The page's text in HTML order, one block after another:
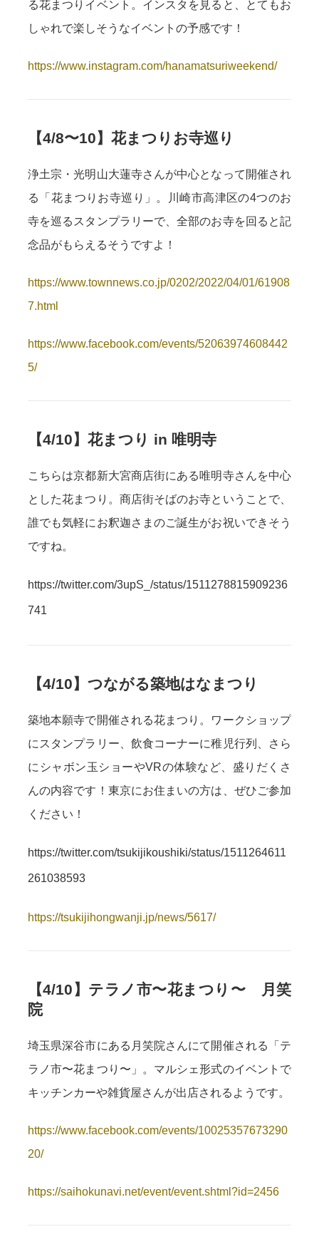
る花まつりイベント。インスタを見ると、とてもお
しゃれで楽しそうなイベントの予感です！
https://www.instagram.com/hanamatsuriweekend/
【4/8〜10】花まつりお寺巡り
浄土宗・光明山大蓮寺さんが中心となって開催され
る「花まつりお寺巡り」。川崎市高津区の4つのお
寺を巡るスタンプラリーで、全部のお寺を回ると記
念品がもらえるそうですよ！
https://www.townnews.co.jp/0202/2022/04/01/61908
7.html
https://www.facebook.com/events/52063974608442
5/
【4/10】花まつり in 唯明寺
こちらは京都新大宮商店街にある唯明寺さんを中心
とした花まつり。商店街そばのお寺ということで、
誰でも気軽にお釈迦さまのご誕生がお祝いできそう
ですね。
https://twitter.com/3upS_/status/1511278815909236
741
【4/10】つながる築地はなまつり
築地本願寺で開催される花まつり。ワークショップ
にスタンプラリー、飲食コーナーに稚児行列、さら
にシャボン玉ショーやVRの体験など、盛りだくさ
んの内容です！東京にお住まいの方は、ぜひご参加
ください！
https://twitter.com/tsukijikoushiki/status/1511264611
261038593
https://tsukijihongwanji.jp/news/5617/
【4/10】テラノ市〜花まつり〜 月笑
院
埼玉県深谷市にある 月笑院さんにて開催される「テ
ラノ市〜花まつり〜」。マルシェ形式のイベントで
キッチンカーや雑貨屋さんが出店されるようです。
https://www.facebook.com/events/10025357673290
20/
https://saihokunavi.net/event/event.shtml?id=2456